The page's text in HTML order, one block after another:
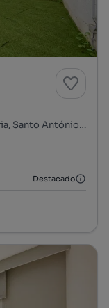
Rua Conceição da Glória, Praça da Alegria, Santo António, Lisboa, Lisboa
Destacado